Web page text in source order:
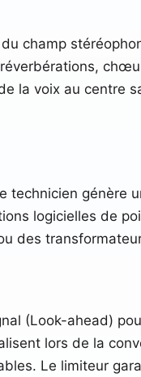
champ
la voix au centre
génère
logicielles de
des
(Look-ahead)
lors de la
Le limiteur